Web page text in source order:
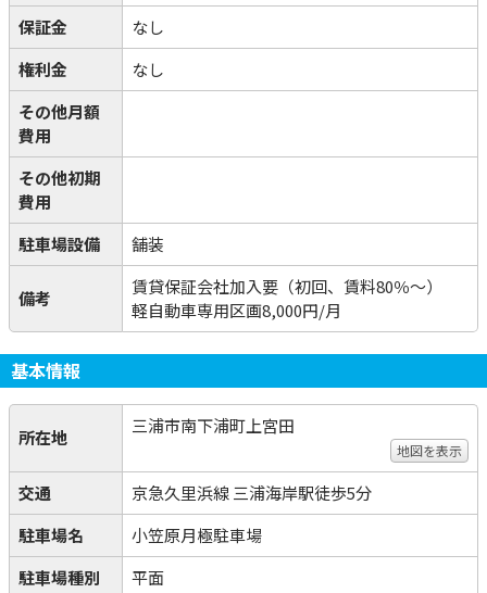
保証金
なし
権利金
なし
その他月額
費用
その他初期
費用
駐車場設備
舗装
備考
賃貸保証会社加入要（初回、賃料80％～）
軽自動車専用区画8,000円/月
基本情報
所在地
三浦市南下浦町上宮田
地図を表示
交通
京急久里浜線 三浦海岸駅徒歩5分
駐車場名
小笠原月極駐車場
駐車場種別
平面